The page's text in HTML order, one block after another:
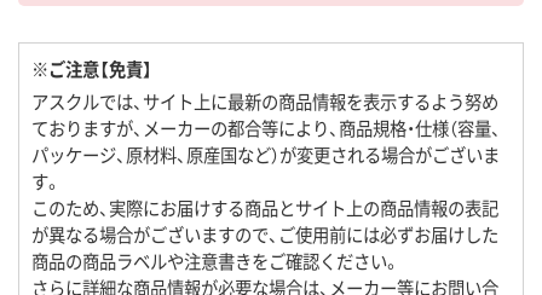
※ご注意【免責】
アスクルでは、サイト上に最新の商品情報を表示するよう努め
ておりますが、メーカーの都合等により、商品規格・仕様（容量、
パッケージ、原材料、原産国など）が変更される場合がございま
す。
このため、実際にお届けする商品とサイト上の商品情報の表記
が異なる場合がございますので、ご使用前には必ずお届けした
商品の商品ラベルや注意書きをご確認ください。
さらに詳細な商品情報が必要な場合は、メーカー等にお問い合